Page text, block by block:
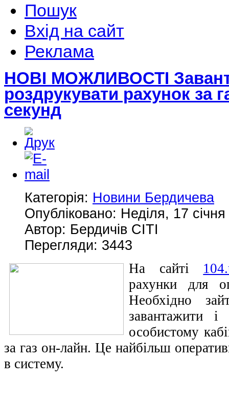
Пошук
Вхід на сайт
Реклама
НОВІ МОЖЛИВОСТІ
роздрукувати рахунок за
секунд
Категорія: Новини Бердичева
Опубліковано: Неділя, 17
Автор: Бердичів СІТІ
Перегляди: 3443
На сайті
рахунки для
Необхідно
завантажити
особистому
за газ он-лайн. Це найбільш
в систему.